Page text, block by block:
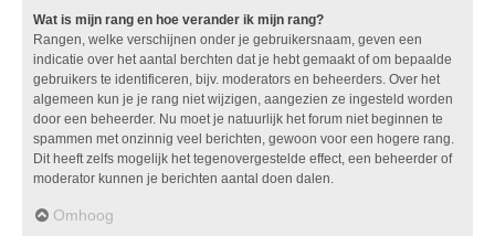
Wat is mijn rang en hoe verander ik mijn rang?
Rangen, welke verschijnen onder je gebruikersnaam, geven een
indicatie over het aantal berchten dat je hebt gemaakt of om bepaalde
gebruikers te identificeren, bijv. moderators en beheerders. Over het
algemeen kun je je rang niet wijzigen, aangezien ze ingesteld worden
door een beheerder. Nu moet je natuurlijk het forum niet beginnen te
spammen met onzinnig veel berichten, gewoon voor een hogere rang.
Dit heeft zelfs mogelijk het tegenovergestelde effect, een beheerder of
moderator kunnen je berichten aantal doen dalen.
Omhoog